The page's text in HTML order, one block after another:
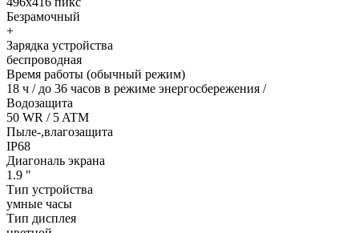
Безрамочный
+
Зарядка устройства
беспроводная
Время работы (обычный режим)
18 ч / до 36 часов в режиме энергосбережения /
Водозащита
50 WR / 5 ATM
Пыле-,влагозащита
IP68
Диагональ экрана
1.9 "
Тип устройства
умные часы
Тип дисплея